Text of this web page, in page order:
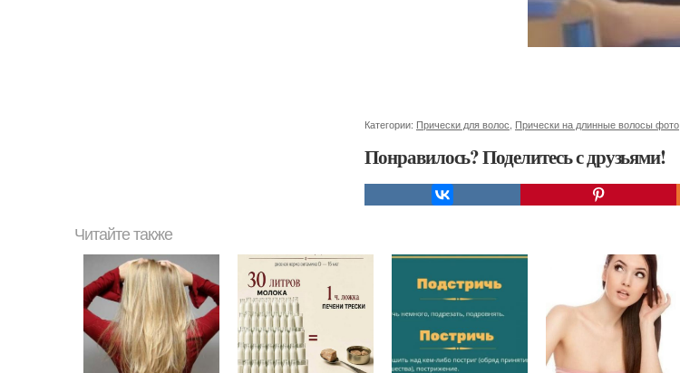
Категории: Прически для волос Прически на длинные волосы фото
Понравилось? Поделитесь с друзьями!
Читайте также